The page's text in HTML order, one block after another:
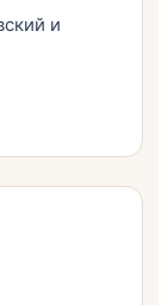
и